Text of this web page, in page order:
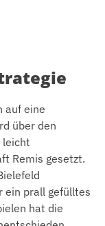
auf eine
über den
leicht
Remis gesetzt.
ein prall gefülltes
hat die